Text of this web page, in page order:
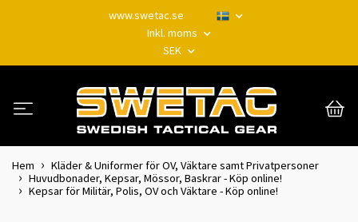
www.swetac.se
Inkl. moms
SEK
Hem
Kläder & Uniformer för OV, Väktare samt Privatpersoner
Huvudbonader, Kepsar, Mössor, Baskrar - Köp online!
Kepsar för Militär, Polis, OV och Väktare - Köp online!